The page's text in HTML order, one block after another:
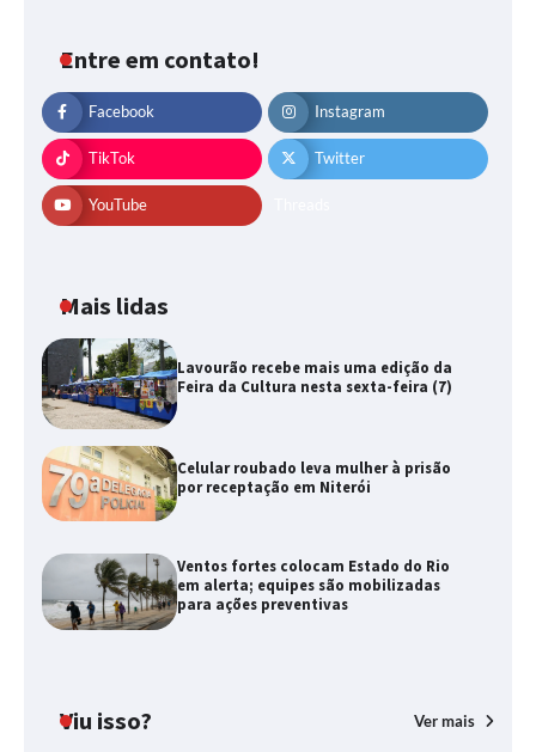
Entre em contato!
Facebook Instagram
TikTok Twitter
YouTube
Mais lidas
Lavourão recebe mais uma edição da
Feira da Cultura nesta sexta-feira (7)
Celular roubado leva mulher à prisão
por receptação em Niterói
Ventos fortes colocam Estado do Rio
em alerta; equipes são mobilizadas
para ações preventivas
Viu isso? Ver mais